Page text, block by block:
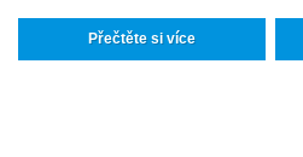
Přečtěte si více